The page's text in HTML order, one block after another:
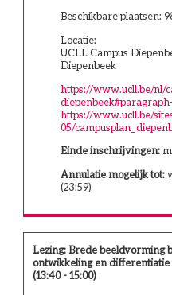
Beschikbare plaatsen:
Locatie:
UCLL Campus
Diepenbeek
https://www.ucll.be/nl/
https://www.ucll.be/
05/
Einde inschrijvingen:
Annulatie mogelijk tot:
(23:59)
Lezing: Brede beeldvorming
ontwikkeling en differentiatie
(13:40 - 15:00)